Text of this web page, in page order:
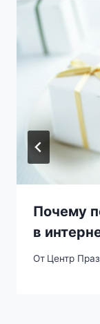
Почему
в
От Центр